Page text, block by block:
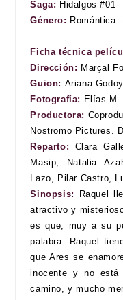
Saga: Hidalgos #01
Género: Romántica
Ficha técnica
Dirección: Marçal
Guion: Ariana Godoy
Fotografía: Elías M.
Productora:
Nostromo Pictures.
Reparto: Clara
Masip, Natalia
Lazo, Pilar Castro,
Sinopsis:
Raquel
atractivo y
es que, muy a su
palabra. Raquel
que Ares se
inocente y no está
camino, y mucho